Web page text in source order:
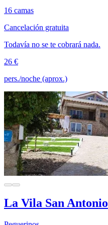
16 camas
Cancelación gratuita
Todavía no se te cobrará nada.
26 €
pers./noche (aprox.)
La Vila San Antonio